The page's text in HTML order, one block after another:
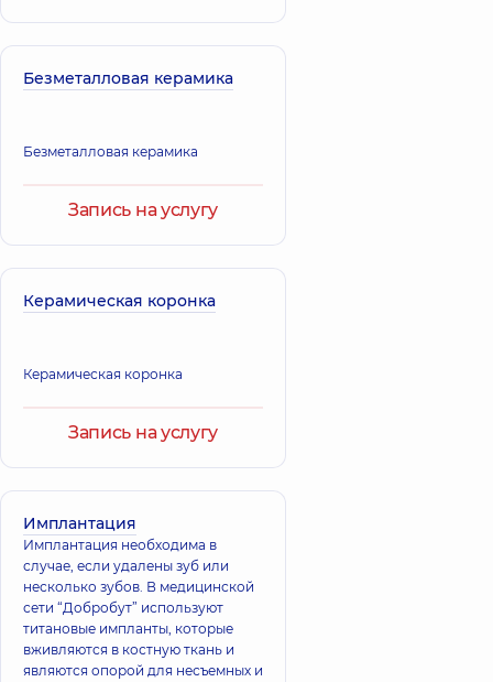
Безметалловая керамика
Безметалловая керамика
Запись на услугу
Керамическая коронка
Керамическая коронка
Запись на услугу
Имплантация
Имплантация необходима в
случае, если удалены зуб или
несколько зубов. В медицинской
сети “Добробут” используют
титановые импланты, которые
вживляются в костную ткань и
являются опорой для несъемных и